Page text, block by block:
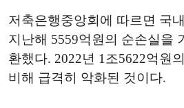
저축은행중앙회에 따르면 국
지난해 5559억원의 순손실을
환했다. 2022년 1조5622억원
비해 급격히 악화된 것이다.